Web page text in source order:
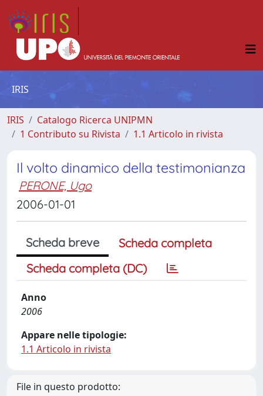
IRIS
IRIS
Catalogo Ricerca UNIPMN
1 Contributo su Rivista
1.1 Articolo in rivista
Il volto dinamico della testimonianza
PERONE, Ugo
2006-01-01
Scheda breve
Scheda completa
Scheda completa (DC)
Anno
2006
Appare nelle tipologie:
1.1 Articolo in rivista
File in questo prodotto: